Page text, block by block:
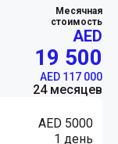
Месячная
стоимость
AED
19 500
AED 117 000
24 месяцев
AED 5000
1 день